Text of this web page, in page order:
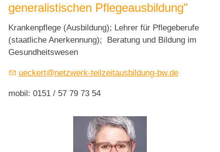
generalistischen Pflegeausbildung"
Krankenpflege (Ausbildung); Lehrer für Pflegeberufe
(staatliche Anerkennung); Beratung und Bildung im
Gesundheitswesen
ueckert@netzwerk-teilzeitausbildung-bw.de
mobil: 0151 / 57 79 73 54